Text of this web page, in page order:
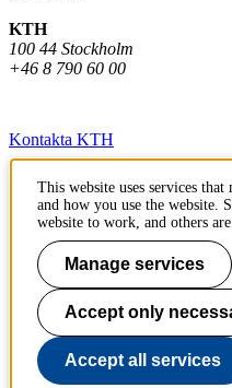
KTH
100 44 Stockholm
+46 8 790 60 00
Kontakta KTH
Jobba på KTH
Press och media
Faktura och betalning KTH
Om KTH:s webbplatser
Tillgänglighetsredogörelse
This website uses services
and how you use the website.
website to work, and others
Manage services
Accept only
Accept all services